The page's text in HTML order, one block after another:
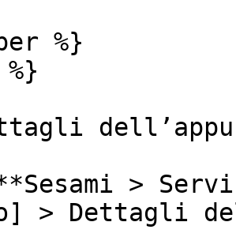
%}
>
> Dettagli